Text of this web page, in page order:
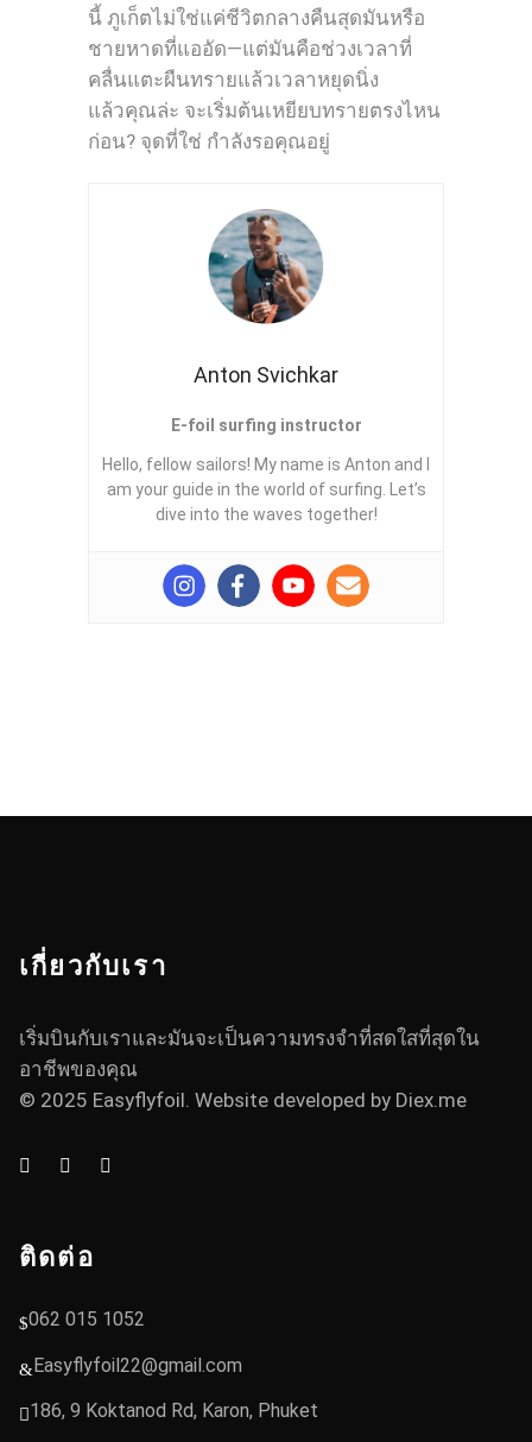
นี้ ภูเก็ตไม่ใช่แค่ชีวิตกลางคืนสุดมันหรือ
ชายหาดที่แออัด—แต่มันคือช่วงเวลาที่
คลื่นแตะผืนทรายแล้วเวลาหยุดนิ่ง
แล้วคุณล่ะ จะเริ่มต้นเหยียบทรายตรงไหน
ก่อน? จุดที่ใช่ กำลังรอคุณอยู่
Anton Svichkar
E-foil surfing instructor
Hello, fellow sailors! My name is Anton and I
am your guide in the world of surfing. Let’s
dive into the waves together!
เกี่ยวกับเรา
เริ่มบินกับเราและมันจะเป็นความทรงจำที่สดใสที่สุดใน
อาชีพของคุณ
© 2025 Easyflyfoil. Website developed by Diex.me
ติดต่อ
062 015 1052
Easyflyfoil22@gmail.com
186, 9 Koktanod Rd, Karon, Phuket